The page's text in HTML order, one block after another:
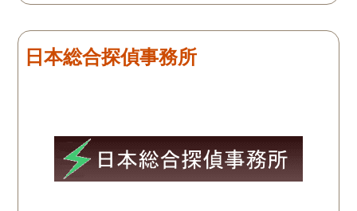
で、再度、調査をお願いさ
度、自分でも行動パターン
の把握をしていましたが、
ズでした。 とくに、急なお
願いの時に人員を手配して
頂き、ホテルからの証拠を
日本総合探偵事務所